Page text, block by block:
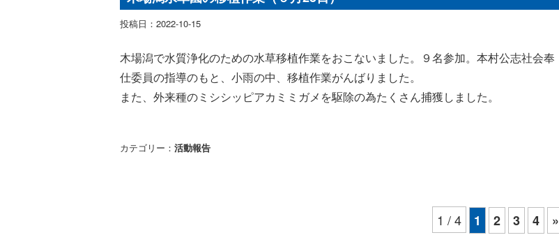
投稿日：2022-10-15
木場潟で水質浄化のための水草移植作業をおこないました。９名参加。本村公志社会奉
仕委員の指導のもと、小雨の中、移植作業がんばりました。
また、外来種のミシシッピアカミミガメを駆除の為たくさん捕獲しました。
カテゴリー： 活動報告
1 / 4 1 2 3 4 »